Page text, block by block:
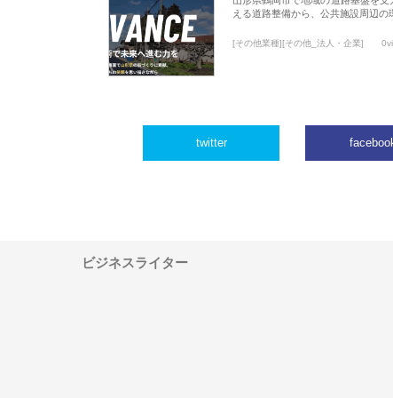
える道路整備から、公共施設周辺
[その他業種][その他_法人・企業]
twitter
ビジネスライター